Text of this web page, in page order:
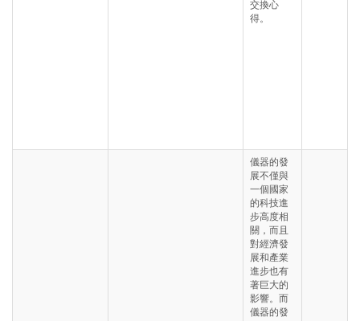
交換心
得。
儀器的發
展不僅與
一個國家
的科技進
步高度相
關，而且
對經濟發
展和產業
進步也有
著巨大的
影響。而
儀器的發